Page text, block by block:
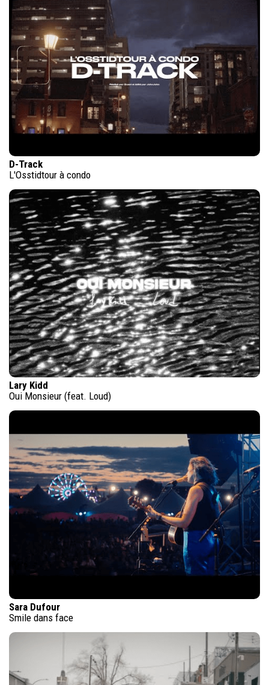
D-Track
L'Osstidtour à condo
Lary Kidd
Oui Monsieur (feat. Loud)
Sara Dufour
Smile dans face